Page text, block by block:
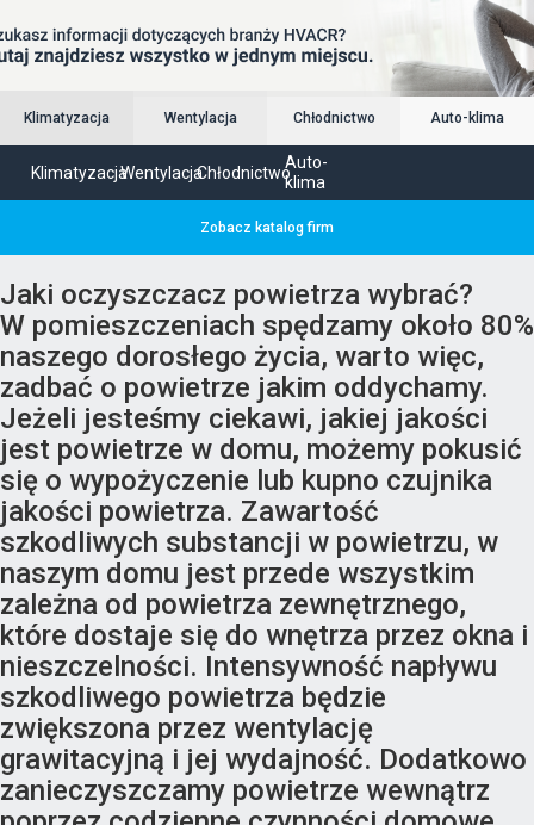
Klimatyzacja Wentylacja Chłodnictwo Auto-klima
KlimatyzacjaWentylacjaChłodnictwo
Auto-
klima
Zobacz katalog firm
Jaki oczyszczacz powietrza wybrać?
W pomieszczeniach spędzamy około 80%
naszego dorosłego życia, warto więc,
zadbać o powietrze jakim oddychamy.
Jeżeli jesteśmy ciekawi, jakiej jakości
jest powietrze w domu, możemy pokusić
się o wypożyczenie lub kupno czujnika
jakości powietrza. Zawartość
szkodliwych substancji w powietrzu, w
naszym domu jest przede wszystkim
zależna od powietrza zewnętrznego,
które dostaje się do wnętrza przez okna i
nieszczelności. Intensywność napływu
szkodliwego powietrza będzie
zwiększona przez wentylację
grawitacyjną i jej wydajność. Dodatkowo
zanieczyszczamy powietrze wewnątrz